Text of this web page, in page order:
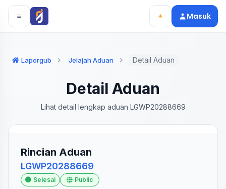
Langsung ke konten utama
Langsung ke navigasi
Masuk
Laporgub Jelajah Aduan Detail Aduan
Detail Aduan
Lihat detail lengkap aduan LGWP20288669
Rincian Aduan
LGWP20288669
Selesai Public